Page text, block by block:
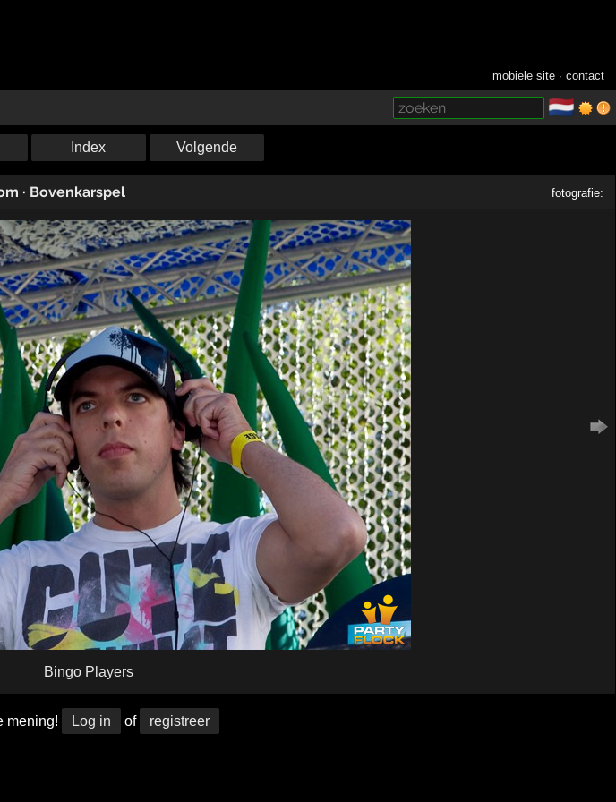
mobiele site ·contact
🇳🇱
Index Volgende
· Bovenkarspel fotografie:
Bingo Players
mening! Log in of registreer